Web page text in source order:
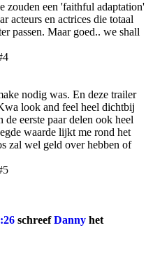
zouden een 'faithful adaptation'
acteurs en actrices die totaal
passen. Maar goed.. we shall
nodig was. En deze trailer
look and feel heel dichtbij
eerste paar delen ook heel
waarde lijkt me rond het
zal wel geld over hebben of
schreefDanny het